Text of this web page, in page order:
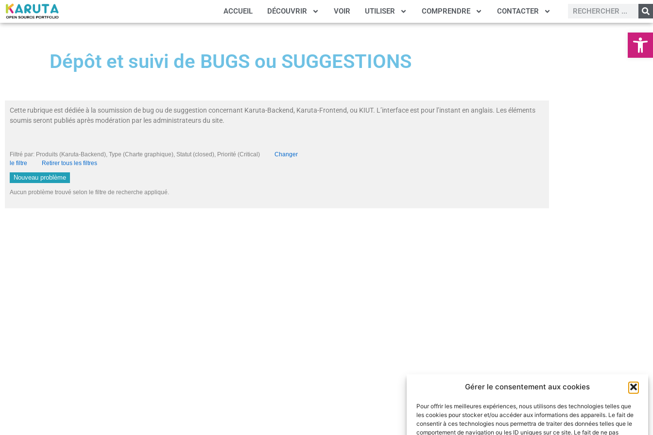
Ouvrir
Gérer le consentement aux cookies
Pour offrir les meilleures expériences, nous utilisons des technologies telles que
les cookies pour stocker et/ou accéder aux informations des appareils. Le fait de
consentir à ces technologies nous permettra de traiter des données telles que le
comportement de navigation ou les ID uniques sur ce site. Le fait de ne pas
ACCUEIL DÉCOUVRIR VOIR UTILISER COMPRENDRE CONTACTER
Dépôt et suivi de BUGS ou SUGGESTIONS
Cette rubrique est dédiée à la soumission de bug ou de suggestion concernant Karuta-Backend, Karuta-Frontend, ou KIUT. L’interface est pour l’instant en anglais. Les éléments
soumis seront publiés après modération par les administrateurs du site.
Filtré par: Produits (Karuta-Backend), Type (Charte graphique), Statut (closed), Priorité (Critical) Changer
le filtre
Retirer tous les filtres
Nouveau problème
Aucun problème trouvé selon le filtre de recherche appliqué.